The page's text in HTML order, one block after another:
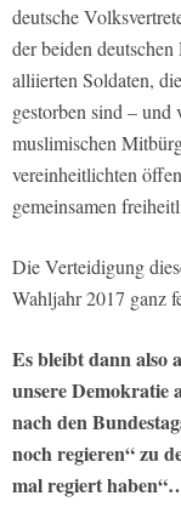
deutsche
der beiden
alliierten Soldaten,
gestorben sind –
muslimischen
vereinheitlichten
gemeinsamen
Die Verteidigung
Wahljahr 2017 ganz
Es bleibt dann also
unsere Demokratie
nach den
noch regieren“ zu
mal regiert